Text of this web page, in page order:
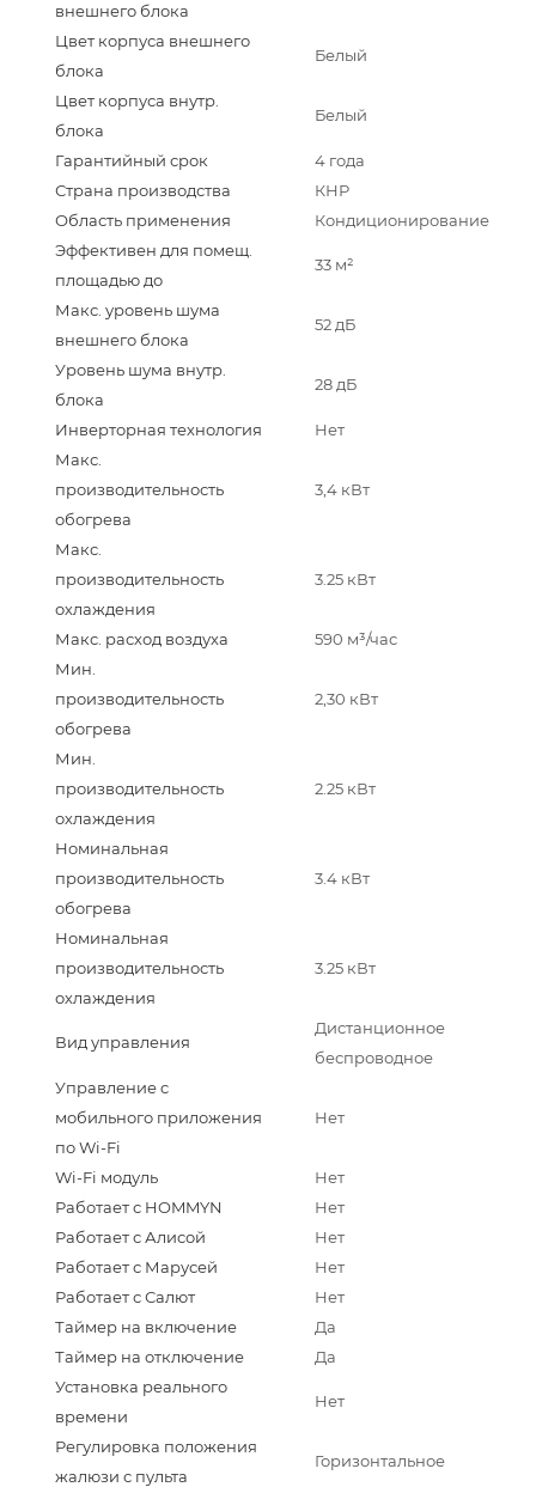
внешнего блока
Цвет корпуса внешнего
блока
Белый
Цвет корпуса внутр.
блока
Белый
Гарантийный срок
4 года
Страна производства
КНР
Область применения
Кондиционирование
Эффективен для помещ.
площадью до
33 м²
Макс. уровень шума
внешнего блока
52 дБ
Уровень шума внутр.
блока
28 дБ
Инверторная технология
Нет
Макс.
производительность
обогрева
3,4 кВт
Макс.
производительность
охлаждения
3.25 кВт
Макс. расход воздуха
590 м³/час
Мин.
производительность
обогрева
2,30 кВт
Мин.
производительность
охлаждения
2.25 кВт
Номинальная
производительность
обогрева
3.4 кВт
Номинальная
производительность
охлаждения
3.25 кВт
Вид управления
Дистанционное
беспроводное
Управление c
мобильного приложения
по Wi-Fi
Нет
Wi-Fi модуль
Нет
Работает с HOMMYN
Нет
Работает с Алисой
Нет
Работает с Марусей
Нет
Работает с Салют
Нет
Таймер на включение
Да
Таймер на отключение
Да
Установка реального
времени
Нет
Регулировка положения
жалюзи с пульта
Горизонтальное